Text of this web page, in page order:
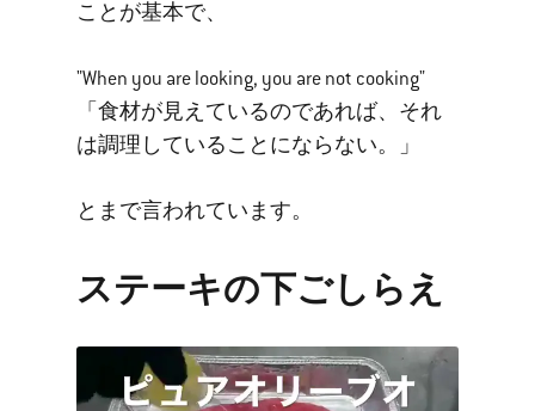
ことが基本で、
"When you are looking, you are not cooking"
「食材が見えているのであれば、それ
は調理していることにならない。」
とまで言われています。
ステーキの下ごしらえ